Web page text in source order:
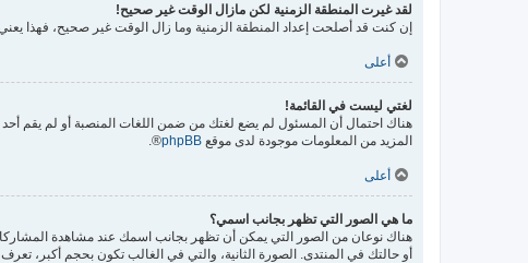
لقد غيرت المنطقة الزمنية لكن مازال الوقت غير صحيح!
إن كنت قد أصلحت إعداد المنطقة الزمنية وما زال الوقت غير صحيح، فهذا
أعلى
لغتي ليست في القائمة!
هناك احتمال أن المسئول لم يضع لغتك من ضمن اللغات المنصبة أو لم يقم
المزيد من المعلومات موجودة لدى موقع phpBB
®.
أعلى
ما هي الصور التي تظهر بجانب اسمي؟
هناك نوعان من الصور التي يمكن أن تظهر بجانب اسمك عند مشاهدة
أو حالتك في المنتدى. الصورة الثانية، والتي في الغالب تكون بحجم أكبر،